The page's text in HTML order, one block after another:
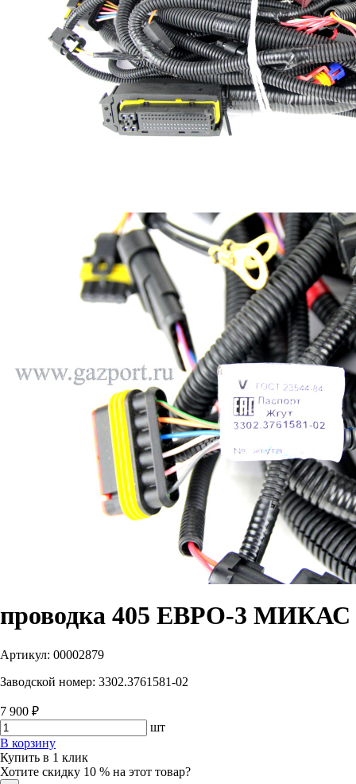
проводка 405 ЕВРО-3 МИКАС
Артикул: 00002879
Заводской номер: 3302.3761581-02
7 900 ₽
шт
В корзину
Купить в 1 клик
Хотите скидку 10 % на этот товар?